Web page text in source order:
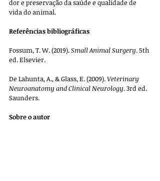
dor e preservação da saúde e qualidade de
vida do animal.
Referências bibliográficas
Fossum, T. W. (2019). Small Animal Surgery. 5th
ed. Elsevier.
De Lahunta, A., & Glass, E. (2009). Veterinary
Neuroanatomy and Clinical Neurology. 3rd ed.
Saunders.
Sobre o autor